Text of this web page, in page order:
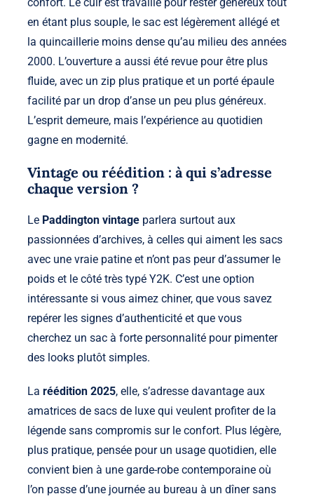
en étant plus souple, le sac est légèrement allégé et
la quincaillerie moins dense qu’au milieu des années
2000. L’ouverture a aussi été revue pour être plus
fluide, avec un zip plus pratique et un porté épaule
facilité par un drop d’anse un peu plus généreux.
L’esprit demeure, mais l’expérience au quotidien
gagne en modernité.
Vintage ou réédition : à qui s’adresse
chaque version ?
Le Paddington vintageparlera surtout aux
passionnées d’archives, à celles qui aiment les sacs
avec une vraie patine et n’ont pas peur d’assumer le
poids et le côté très typé Y2K. C’est une option
intéressante si vous aimez chiner, que vous savez
repérer les signes d’authenticité et que vous
cherchez un sac à forte personnalité pour pimenter
des looks plutôt simples.
La réédition 2025, elle, s’adresse davantage aux
amatrices de sacs de luxe qui veulent profiter de la
légende sans compromis sur le confort. Plus légère,
plus pratique, pensée pour un usage quotidien, elle
convient bien à une garde-robe contemporaine où
l’on passe d’une journée au bureau à un dîner sans